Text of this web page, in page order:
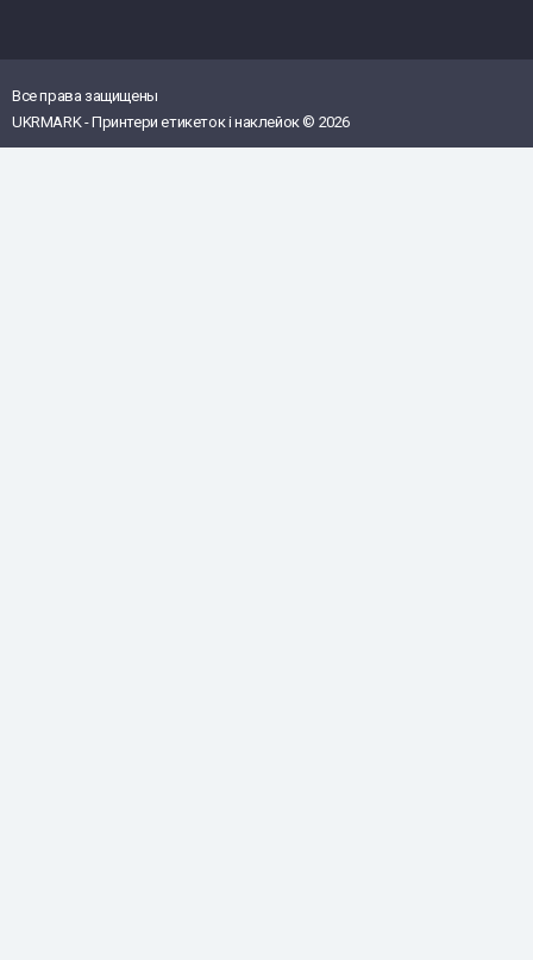
Все права защищены
UKRMARK - Принтери етикеток і наклейок © 2026